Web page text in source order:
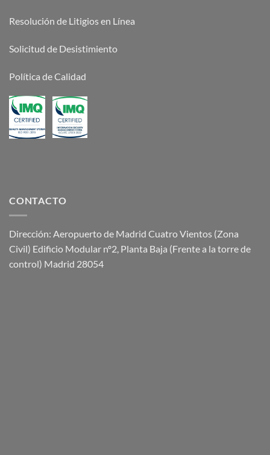
Resolución de Litigios en Línea
Solicitud de Desistimiento
Política de Calidad
CONTACTO
Dirección: Aeropuerto de Madrid Cuatro Vientos (Zona
Civil) Edificio Modular nº2, Planta Baja (Frente a la torre de
control) Madrid 28054